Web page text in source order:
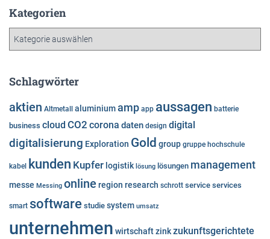
h
Kategorien
g
r
i
e
Schlagwörter
aktien Altmetall aluminiumamp app aussagen batterie
business cloud CO2 corona daten design digital
digitalisierung Exploration Gold group gruppe hochschule
kabel kunden Kupfer logistik lösung lösungen management
messe Messing online region research schrott service services
smart software studie system umsatz
unternehmen wirtschaftzinkzukunftsgerichtete